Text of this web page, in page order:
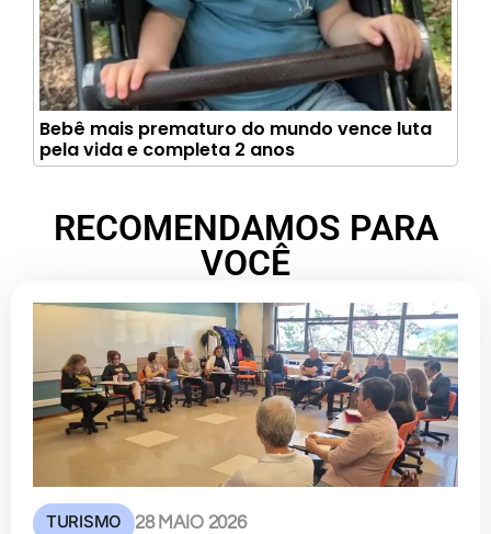
Bebê mais prematuro do mundo vence luta
pela vida e completa 2 anos
RECOMENDAMOS PARA
VOCÊ
TURISMO 28 MAIO 2026